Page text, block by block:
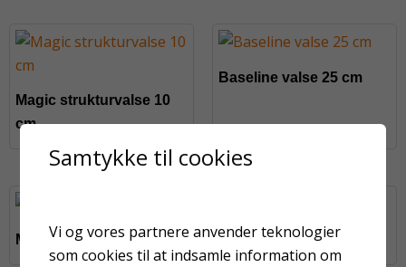
Magic strukturvalse 10
cm
Baseline valse 25 cm
Mesterline valse 10 cm
Spartel 20 cm bred
Samtykke til cookies
Vi og vores partnere anvender teknologier
som cookies til at indsamle information om